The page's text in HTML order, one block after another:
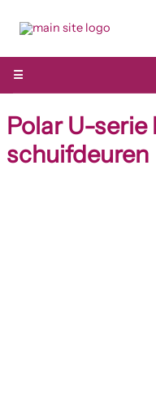
naar
inhoud
☰
Polar U-
schuifdeuren